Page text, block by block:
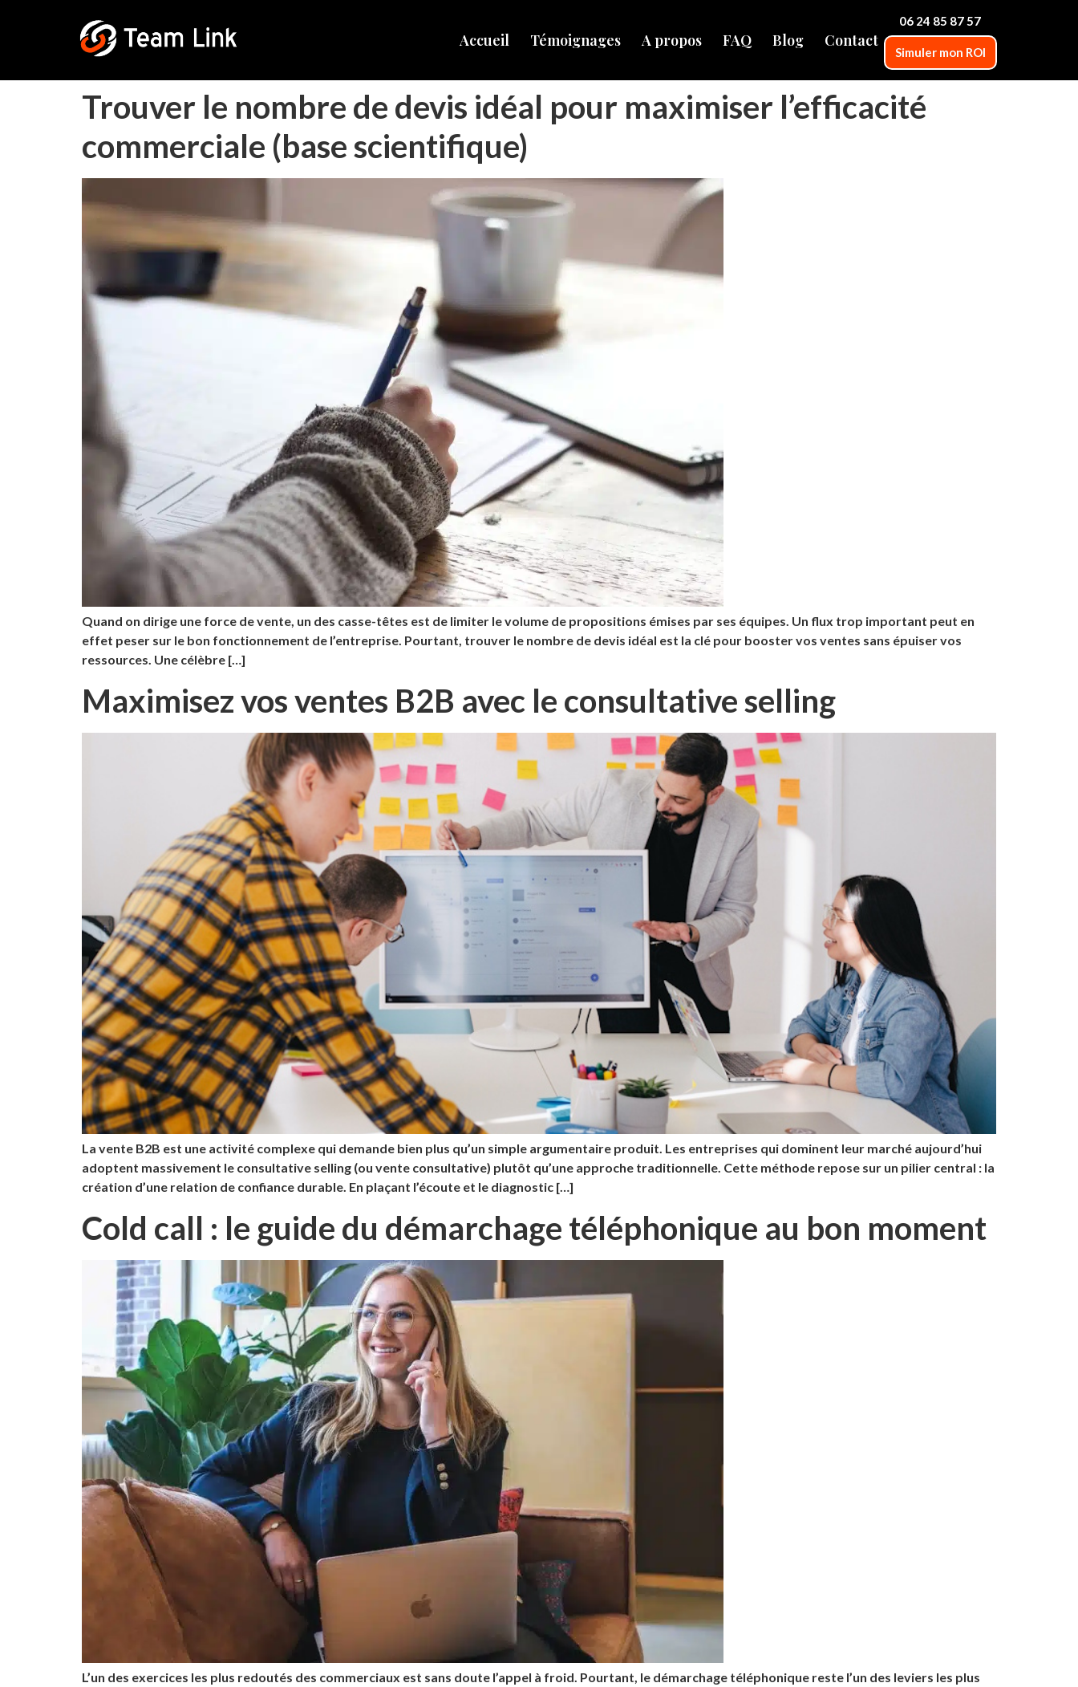
Accueil Témoignages A propos FAQ Blog Contact
Simuler mon ROI
06 24 85 87 57
Trouver le nombre de devis idéal pour maximiser l’efficacité
commerciale (base scientifique)
Quand on dirige une force de vente, un des casse-têtes est de limiter le volume de propositions émises par ses équipes. Un flux trop important peut en
effet peser sur le bon fonctionnement de l’entreprise. Pourtant, trouver le nombre de devis idéal est la clé pour booster vos ventes sans épuiser vos
ressources. Une célèbre […]
Maximisez vos ventes B2B avec le consultative selling
La vente B2B est une activité complexe qui demande bien plus qu’un simple argumentaire produit. Les entreprises qui dominent leur marché aujourd’hui
adoptent massivement le consultative selling (ou vente consultative) plutôt qu’une approche traditionnelle. Cette méthode repose sur un pilier central : la
création d’une relation de confiance durable. En plaçant l’écoute et le diagnostic […]
Cold call : le guide du démarchage téléphonique au bon moment
L’un des exercices les plus redoutés des commerciaux est sans doute l’appel à froid. Pourtant, le démarchage téléphonique reste l’un des leviers les plus